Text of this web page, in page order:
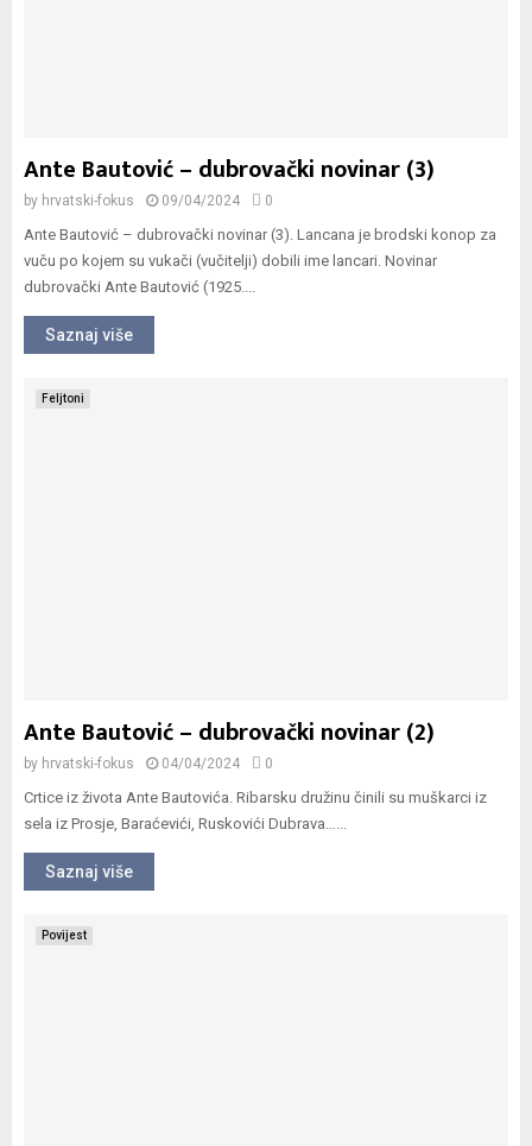
Ante Bautović – dubrovački novinar (3)
by hrvatski-fokus 09/04/2024 0
Ante Bautović – dubrovački novinar (3). Lancana je brodski konop za
vuču po kojem su vukači (vučitelji) dobili ime lancari. Novinar
dubrovački Ante Bautović (1925....
Saznaj više
Feljtoni
Ante Bautović – dubrovački novinar (2)
by hrvatski-fokus 04/04/2024 0
Crtice iz života Ante Bautovića. Ribarsku družinu činili su muškarci iz
sela iz Prosje, Baraćevići, Ruskovići Dubrava…...
Saznaj više
Povijest